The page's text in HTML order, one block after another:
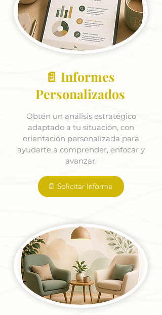
📄 Informes
Personalizados
Obtén un análisis estratégico
adaptado a tu situación, con
orientación personalizada para
ayudarte a comprender, enfocar y
avanzar.
📄 Solicitar Informe